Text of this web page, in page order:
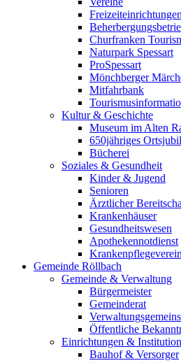
Freizeiteinrichtungen
Churfranken
Naturpark Spessart
ProSpessart
Mönchberger
Mitfahrbank
Kultur & Geschichte
Museum im Alten
650jähriges
Bücherei
Soziales & Gesundheit
Kinder & Jugend
Senioren
Ärztlicher
Krankenhäuser
Gesundheitswesen
Apothekennotdienst
Gemeinde Röllbach
Gemeinde & Verwaltung
Bürgermeister
Gemeinderat
Öffentliche
Einrichtungen &
Bauhof & Versorger